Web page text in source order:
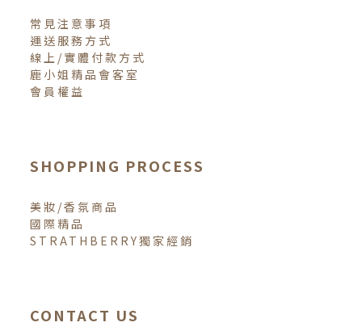
常見注意事項
運送服務方式
線上/實體付款方式
鹿小姐精品會客室
會員權益
SHOPPING PROCESS
美妝/香氛商品
國際精品
STRATHBERRY獨家經銷
CONTACT US